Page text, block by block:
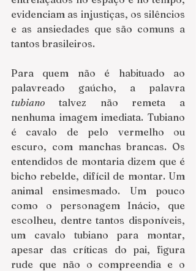
evidenciam as injustiças, os silêncios
e as ansiedades que são comuns a
tantos brasileiros.
Para quem não é habituado ao
tubiano talvez não remeta a
nenhuma imagem imediata. Tubiano
é cavalo de pelo vermelho ou
escuro, com manchas brancas. Os
entendidos de montaria dizem que é
bicho rebelde, difícil de montar. Um
animal ensimesmado. Um pouco
como o personagem Inácio, que
escolheu, dentre tantos disponíveis,
um cavalo tubiano para montar,
apesar das críticas do pai, figura
rude que não o compreendia e o